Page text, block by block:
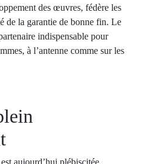
des œuvres, fédère les
de la garantie de bonne fin. Le
indispensable pour
à l’antenne comme sur les
aujourd’hui plébiscitée.